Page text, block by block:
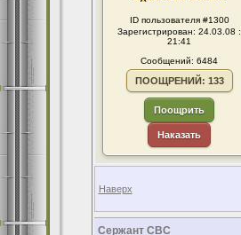
ID пользователя #1300
Зарегистрирован: 24.03.08 :
21:41
Сообщений: 6484
ПООЩРЕНИЙ: 133
Поощрить
Наказать
Наверх
Сержант СВС